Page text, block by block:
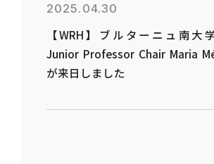
2025.04.30
【WRH】ブルターニュ南大
Junior Professor Chair Maria
が来日しました